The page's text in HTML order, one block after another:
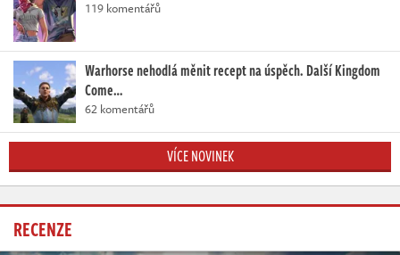
119 komentářů
Warhorse nehodlá měnit recept na úspěch. Další Kingdom
Come…
62 komentářů
VÍCE NOVINEK
RECENZE